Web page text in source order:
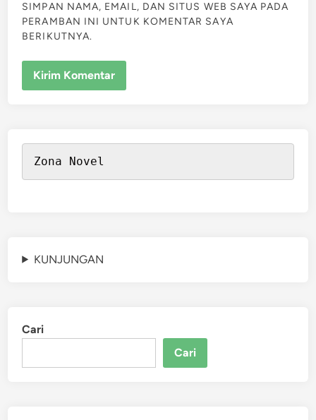
SIMPAN NAMA, EMAIL, DAN SITUS WEB SAYA PADA
PERAMBAN INI UNTUK KOMENTAR SAYA
BERIKUTNYA.
Zona Novel
KUNJUNGAN
Cari
Cari